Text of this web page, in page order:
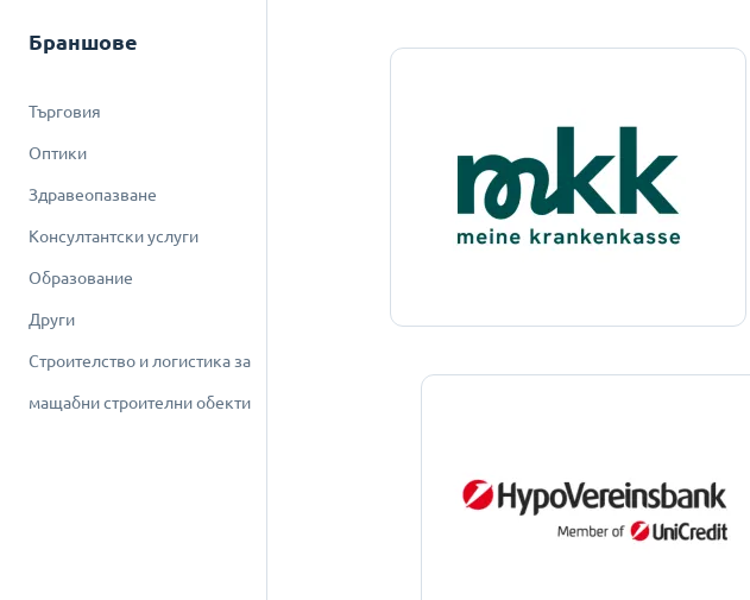
Браншове
Търговия
Оптики
Здравеопазване
Консултантски услуги
Образование
Други
Строителство и логистика за
мащабни строителни обекти